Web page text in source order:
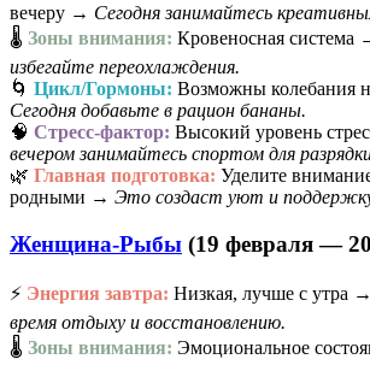
вечеру → Сегодня занимайтесь
🌡️ Зоны внимания: Кровеносная система
избегайте переохлаждения.
🌀 Цикл/Гормоны: Возможны колебания
Сегодня добавьте в рацион бананы.
🧠 Стресс-фактор: Высокий уровень
вечером занимайтесь спортом для
🌿 Главная подготовка: Уделите
родными → Это создаст уют и
Женщина-Рыбы (19 февраля —
⚡ Энергия завтра: Низкая, лучше с утра →
время отдыху и восстановлению.
🌡️ Зоны внимания: Эмоциональное